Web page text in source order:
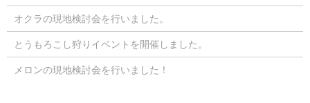
オクラの現地検討会を行いました。
とうもろこし狩りイベントを開催しました。
メロンの現地検討会を行いました！